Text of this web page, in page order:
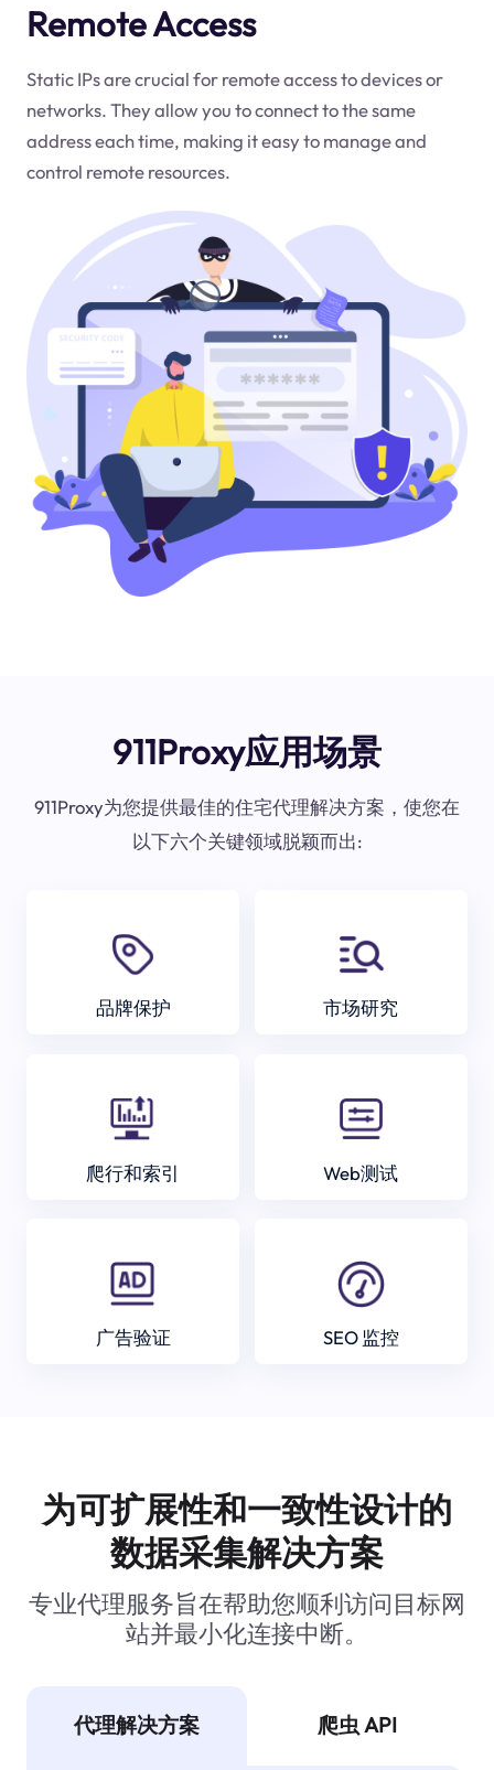
Remote Access
Static IPs are crucial for remote access to devices or
networks. They allow you to connect to the same
address each time, making it easy to manage and
control remote resources.
911Proxy应用场景
911Proxy为您提供最佳的住宅代理解决方案，使您在
以下六个关键领域脱颖而出:
品牌保护 市场研究
爬行和索引 Web测试
广告验证 SEO 监控
为可扩展性和一致性设计的
数据采集解决方案
专业代理服务旨在帮助您顺利访问目标网
站并最小化连接中断。
代理解决方案 爬虫 API